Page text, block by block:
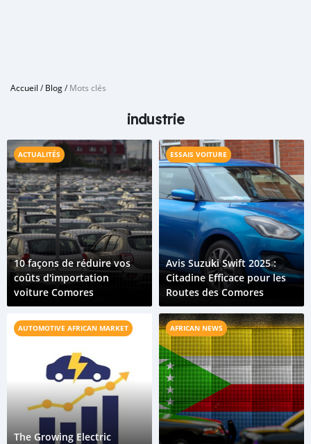
Accueil /Blog/Mots clés
industrie
ACTUALITÉS
10 façons de réduire vos
coûts d'importation
voiture Comores
ESSAIS VOITURE
Avis Suzuki Swift 2025 :
Citadine Efficace pour les
Routes des Comores
AUTOMOTIVE AFRICAN MARKET
The Growing Electric
AFRICAN NEWS